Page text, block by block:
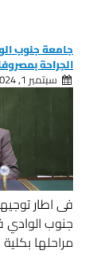
جامعة جنوب
الجراحة
سبتمبر 1, 2024
فى اطار
جنوب الوادي
مراحلها